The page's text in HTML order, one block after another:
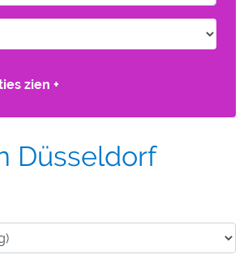
zien +
Düsseldorf